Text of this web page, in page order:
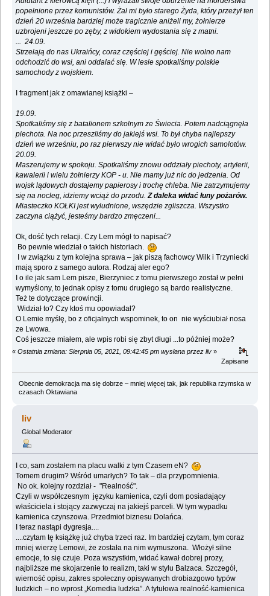
popełnione przez komunistów. Żal mi było starego Żyda, który przeżył ten
dzień 20 września bardziej może tragicznie aniżeli my, żołnierze
uzbrojeni jeszcze po zęby, z widokiem wydostania się z matni.
... 24.09.
Strzelają do nas Ukraińcy, coraz częściej i gęściej. Nie wolno nam
odchodzić do wsi, ani oddalać się. W lesie spotkaliśmy polskie
samochody z wojskiem.
I fragment jak z omawianej książki –
19.09.
Spotkaliśmy się z batalionem szkolnym ze Świecia. Potem nadciągnęła
piechota. Na noc przeszliśmy do jakiejś wsi. To był chyba najlepszy
dzień we wrześniu, po raz pierwszy nie widać było wrogich samolotów.
20.09.
Maszerujemy w spokoju. Spotkaliśmy znowu oddziały piechoty, artylerii,
kawalerii i wielu żołnierzy KOP - u. Nie mamy już nic do jedzenia. Od
wojsk lądowych dostajemy papierosy i trochę chleba. Nie zatrzymujemy
się na nocleg, idziemy wciąż do przodu.Z daleka widać łuny pożarów.
Miasteczko KOŁKI jest wyludnione, wszędzie zgliszcza. Wszystko
zaczyna ciążyć, jesteśmy bardzo zmęczeni...
Ok, dość tych relacji. Czy Lem mógł to napisać?
Bo pewnie wiedział o takich historiach.
I w związku z tym kolejna sprawa – jak piszą fachowcy Wilk i Trzyniecki
mają sporo z samego autora. Rodzaj aler ego?
I o ile jak sam Lem pisze, Bierzyniec z tomu pierwszego został w pełni
wymyślony, to jednak opisy z tomu drugiego są bardo realistyczne.
Też te dotyczące prowincji.
Widział to? Czy ktoś mu opowiadał?
O Lemie myślę, bo z oficjalnych wspominek, to on nie wyściubiał nosa
ze Lwowa.
Coś jeszcze miałem, ale wpis robi się zbyt długi ...to później może?
« Ostatnia zmiana: Sierpnia 05, 2021, 09:42:45 pm wysłana przez liv »
Zapisane
Obecnie demokracja ma się dobrze – mniej więcej tak, jak republika rzymska w
czasach Oktawiana
liv
Global Moderator
I co, sam zostałem na placu walki z tym Czasem eN?
Tomem drugim? Wśród umarłych? To tak – dla przypomnienia.
No ok. kolejny rozdział - "Realność".
Czyli w współczesnym języku kamienica, czyli dom posiadający
właściciela i stojący zazwyczaj na jakiejś parceli. W tym wypadku
kamienica czynszowa. Przedmiot biznesu Dolańca.
I teraz nastąpi dygresja....
....czytam tę książkę już chyba trzeci raz. Im bardziej czytam, tym coraz
mniej wierzę Lemowi, że została na nim wymuszona. Włożył silne
emocje, to się czuje. Poza wszystkim, widać kawał dobrej prozy,
najbliższe me skojarzenie to realizm, taki w stylu Balzaca. Szczegół,
wierność opisu, zakres społeczny opisywanych drobiazgowo typów
ludzkich – no wprost „Komedia ludzka”. A tytułowa realność-kamienica